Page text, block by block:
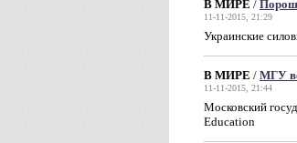
В МИРЕ /
11-11-2015, 21:29
Украинские
В МИРЕ / МГУ
11-11-2015, 21:44
Московский
Education